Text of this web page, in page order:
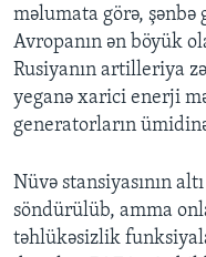
məlumata görə, şənbə
Avropanın ən böyük
Rusiyanın artilleriya
yeganə xarici enerji
generatorların
Nüvə stansiyasının
söndürülüb, amma
təhlükəsizlik